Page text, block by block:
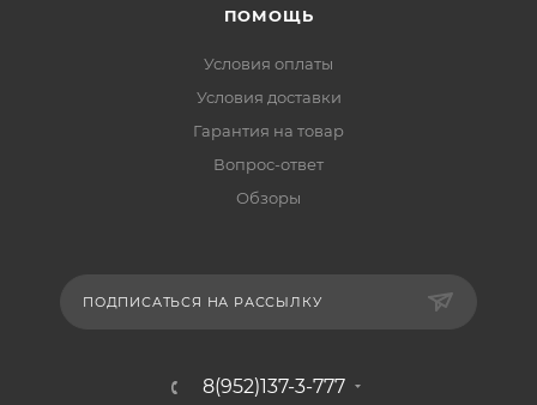
ПОМОЩЬ
Условия оплаты
Условия доставки
Гарантия на товар
Вопрос-ответ
Обзоры
ПОДПИСАТЬСЯ НА РАССЫЛКУ
8(952)137-3-777